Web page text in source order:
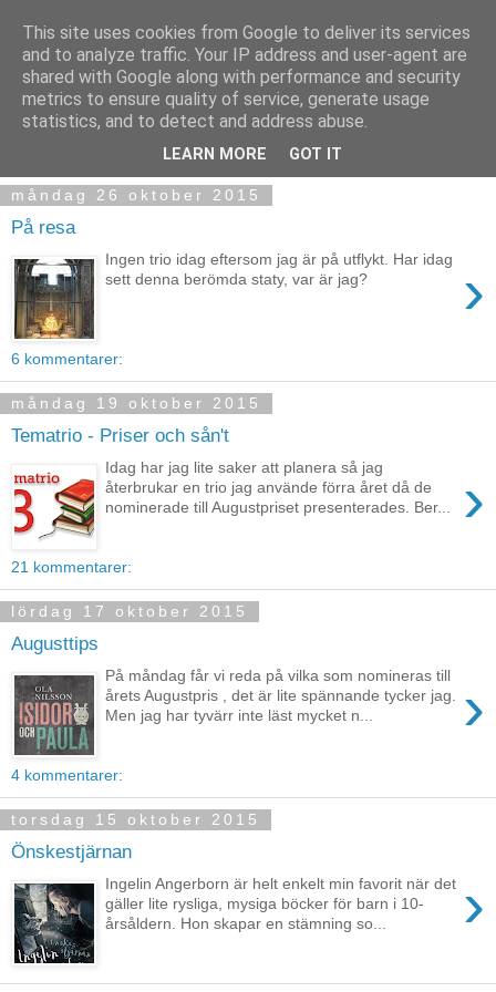
måndag 26 oktober 2015
På resa
›
Ingen trio idag eftersom jag är på utflykt. Har idag
sett denna berömda staty, var är jag?
6 kommentarer:
måndag 19 oktober 2015
Tematrio - Priser och sån't
›
Idag har jag lite saker att planera så jag
återbrukar en trio jag använde förra året då de
nominerade till Augustpriset presenterades. Ber...
21 kommentarer:
lördag 17 oktober 2015
Augusttips
›
På måndag får vi reda på vilka som nomineras till
årets Augustpris , det är lite spännande tycker jag.
Men jag har tyvärr inte läst mycket n...
4 kommentarer:
torsdag 15 oktober 2015
Önskestjärnan
›
Ingelin Angerborn är helt enkelt min favorit när det
gäller lite rysliga, mysiga böcker för barn i 10-
årsåldern. Hon skapar en stämning so...
This site uses cookies from Google to deliver its services
and to analyze traffic. Your IP address and user-agent are
shared with Google along with performance and security
metrics to ensure quality of service, generate usage
statistics, and to detect and address abuse.
LEARN MORE GOT IT